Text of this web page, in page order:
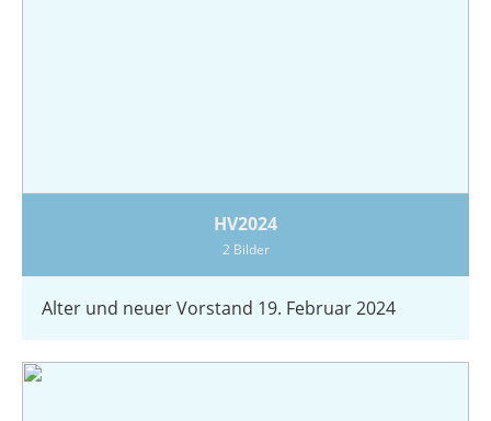
HV2024
2 Bilder
Alter und neuer Vorstand 19. Februar 2024